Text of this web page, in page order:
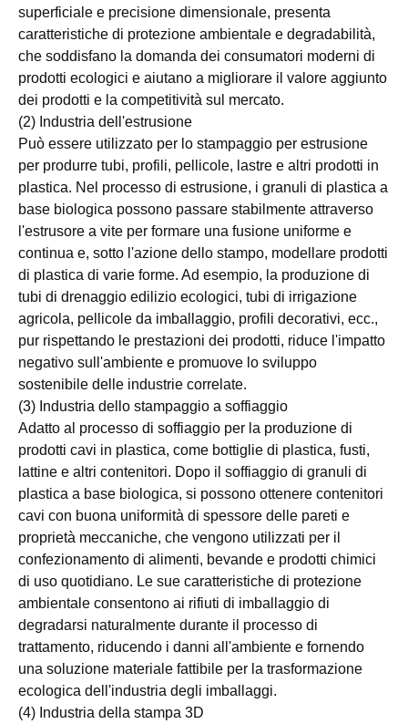
superficiale e precisione dimensionale, presenta
caratteristiche di protezione ambientale e degradabilità,
che soddisfano la domanda dei consumatori moderni di
prodotti ecologici e aiutano a migliorare il valore aggiunto
dei prodotti e la competitività sul mercato.
(2) Industria dell'estrusione
Può essere utilizzato per lo stampaggio per estrusione
per produrre tubi, profili, pellicole, lastre e altri prodotti in
plastica. Nel processo di estrusione, i granuli di plastica a
base biologica possono passare stabilmente attraverso
l'estrusore a vite per formare una fusione uniforme e
continua e, sotto l'azione dello stampo, modellare prodotti
di plastica di varie forme. Ad esempio, la produzione di
tubi di drenaggio edilizio ecologici, tubi di irrigazione
agricola, pellicole da imballaggio, profili decorativi, ecc.,
pur rispettando le prestazioni dei prodotti, riduce l'impatto
negativo sull'ambiente e promuove lo sviluppo
sostenibile delle industrie correlate.
(3) Industria dello stampaggio a soffiaggio
Adatto al processo di soffiaggio per la produzione di
prodotti cavi in ​​plastica, come bottiglie di plastica, fusti,
lattine e altri contenitori. Dopo il soffiaggio di granuli di
plastica a base biologica, si possono ottenere contenitori
cavi con buona uniformità di spessore delle pareti e
proprietà meccaniche, che vengono utilizzati per il
confezionamento di alimenti, bevande e prodotti chimici
di uso quotidiano. Le sue caratteristiche di protezione
ambientale consentono ai rifiuti di imballaggio di
degradarsi naturalmente durante il processo di
trattamento, riducendo i danni all'ambiente e fornendo
una soluzione materiale fattibile per la trasformazione
ecologica dell'industria degli imballaggi.
(4) Industria della stampa 3D